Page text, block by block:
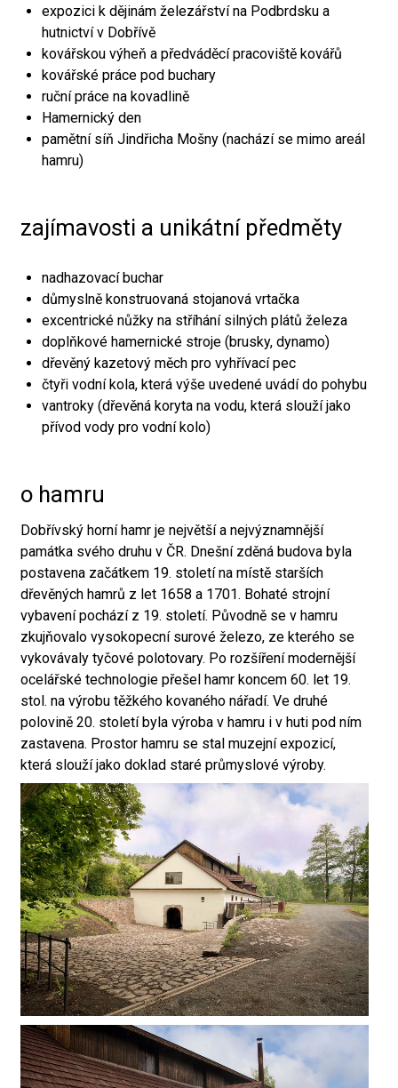
expozici k dějinám železářství na Podbrdsku a
hutnictví v Dobřívě
kovářskou výheň a předváděcí pracoviště kovářů
kovářské práce pod buchary
ruční práce na kovadlině
Hamernický den
pamětní síň Jindřicha Mošny (nachází se mimo areál
hamru)
zajímavosti a unikátní předměty
nadhazovací buchar
důmyslně konstruovaná stojanová vrtačka
excentrické nůžky na stříhání silných plátů železa
doplňkové hamernické stroje (brusky, dynamo)
dřevěný kazetový měch pro vyhřívací pec
čtyři vodní kola, která výše uvedené uvádí do pohybu
vantroky (dřevěná koryta na vodu, která slouží jako
přívod vody pro vodní kolo)
o hamru
Dobřívský horní hamr je největší a nejvýznamnější
památka svého druhu v ČR. Dnešní zděná budova byla
postavena začátkem 19. století na místě starších
dřevěných hamrů z let 1658 a 1701. Bohaté strojní
vybavení pochází z 19. století. Původně se v hamru
zkujňovalo vysokopecní surové železo, ze kterého se
vykovávaly tyčové polotovary. Po rozšíření modernější
ocelářské technologie přešel hamr koncem 60. let 19.
stol. na výrobu těžkého kovaného nářadí. Ve druhé
polovině 20. století byla výroba v hamru i v huti pod ním
zastavena. Prostor hamru se stal muzejní expozicí,
která slouží jako doklad staré průmyslové výroby.